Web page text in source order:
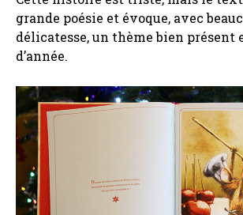
grande poésie et évoque, avec
délicatesse, un thème bien présent
d’année.